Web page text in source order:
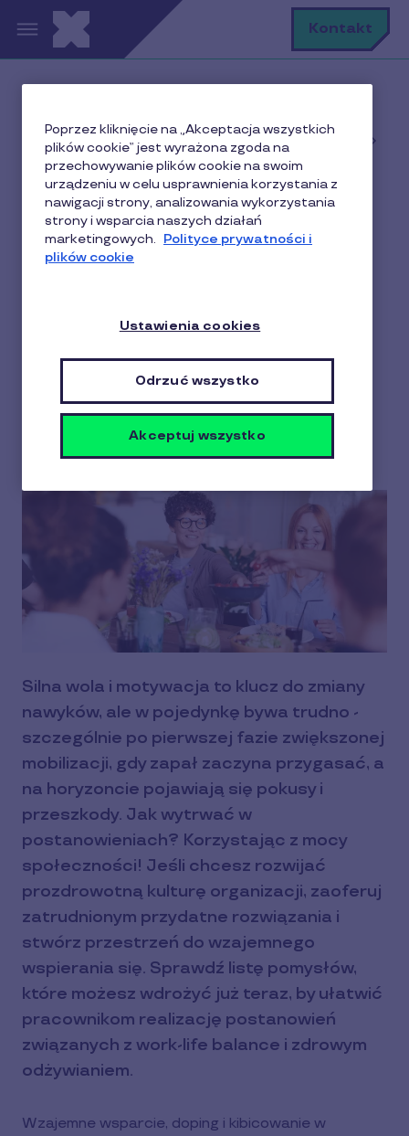
Przejdź do treści Kontakt
Baza wiedzy o motywowaniu i nagradzaniu w
biznesie
Benefity dla pracowników
15 sposobów na wsparcie pracowników w
postanowieniach prozdrowotnych?
15 sposobów na wsparcie
pracowników w
postanowieniach
prozdrowotnych?
6 min czytania 15 luty 2023
Silna wola i motywacja to klucz do zmiany
nawyków, ale w pojedynkę bywa trudno -
szczególnie po pierwszej fazie zwiększonej
mobilizacji, gdy zapał zaczyna przygasać, a
na horyzoncie pojawiają się pokusy i
przeszkody. Jak wytrwać w
postanowieniach? Korzystając z mocy
społeczności! Jeśli chcesz rozwijać
prozdrowotną kulturę organizacji, zaoferuj
zatrudnionym przydatne rozwiązania i
stwórz przestrzeń do wzajemnego
wspierania się. Sprawdź listę pomysłów,
które możesz wdrożyć już teraz, by ułatwić
pracownikom realizację postanowień
związanych z work-life balance i zdrowym
odżywianiem.
Wzajemne wsparcie, doping i kibicowanie w
Poprzez kliknięcie na „Akceptacja wszystkich
plików cookie” jest wyrażona zgoda na
przechowywanie plików cookie na swoim
urządzeniu w celu usprawnienia korzystania z
nawigacji strony, analizowania wykorzystania
strony i wsparcia naszych działań
marketingowych. Polityce prywatności i
plików cookie
Ustawienia cookies
Odrzuć wszystko
Akceptuj wszystko